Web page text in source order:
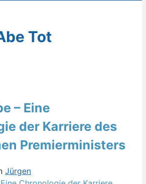
Tot
– Eine
der Karriere des
Premierministers
Jürgen